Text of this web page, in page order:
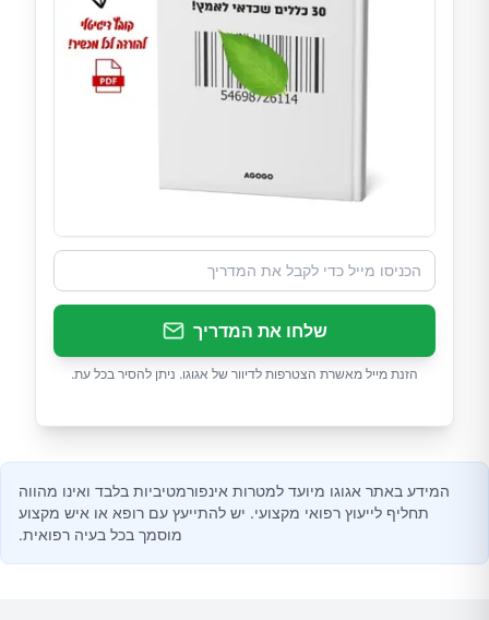
שלחו את המדריך
הזנת מייל מאשרת הצטרפות לדיוור של אגוגו. ניתן להסיר בכל עת.
המידע באתר אגוגו מיועד למטרות אינפורמטיביות בלבד ואינו מהווה
תחליף לייעוץ רפואי מקצועי. יש להתייעץ עם רופא או איש מקצוע
מוסמך בכל בעיה רפואית.